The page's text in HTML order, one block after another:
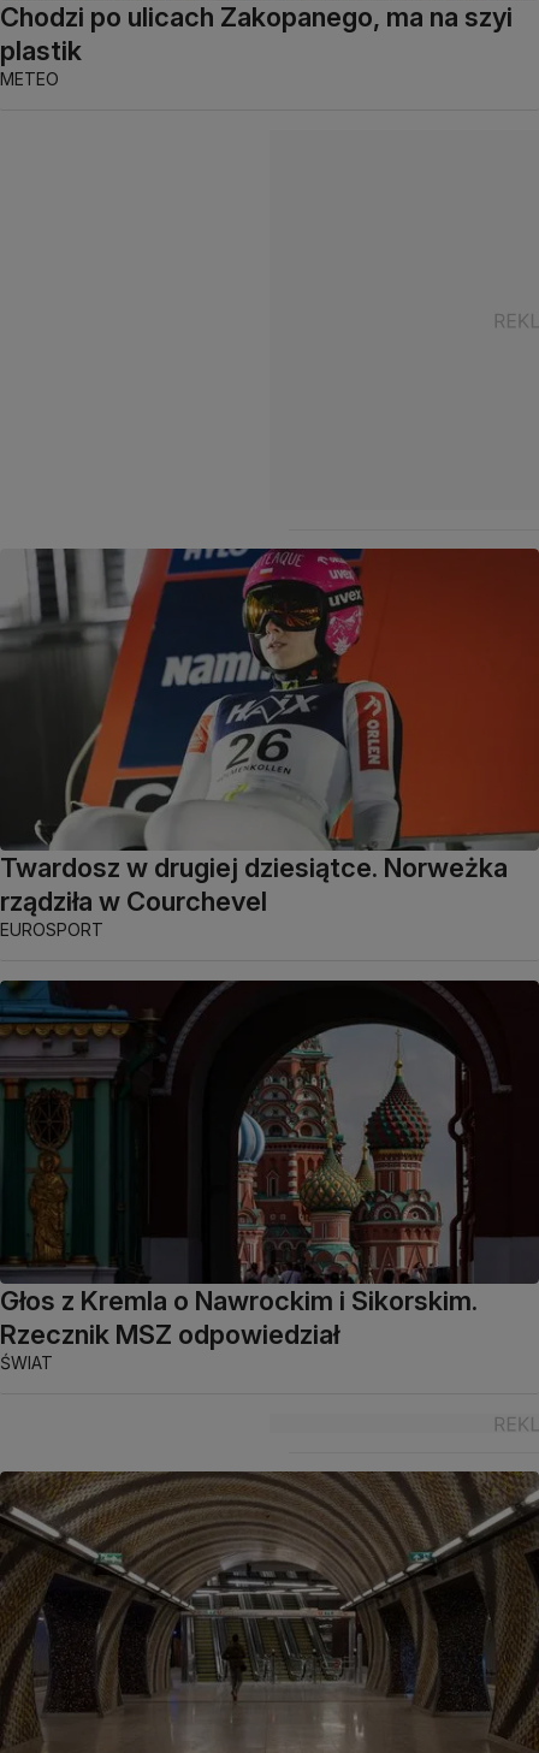
Chodzi po ulicach Zakopanego, ma na szyi
plastik
METEO
Twardosz w drugiej dziesiątce. Norweżka
rządziła w Courchevel
EUROSPORT
Głos z Kremla o Nawrockim i Sikorskim.
Rzecznik MSZ odpowiedział
ŚWIAT